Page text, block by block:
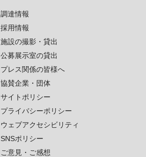
調達情報
採用情報
施設の撮影・貸出
公募展示室の貸出
プレス関係の皆様へ
協賛企業・団体
サイトポリシー
プライバシーポリシー
ウェブアクセシビリティ
SNSポリシー
ご意見・ご感想